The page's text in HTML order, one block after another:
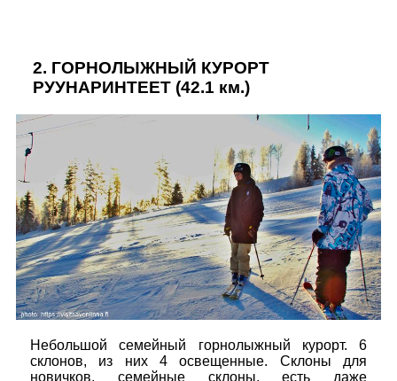
2. ГОРНОЛЫЖНЫЙ КУРОРТ
РУУНАРИНТЕЕТ(42.1 км.)
Небольшой семейный горнолыжный курорт. 6
склонов, из них 4 освещенные. Склоны для
новичков, семейные склоны, есть даже